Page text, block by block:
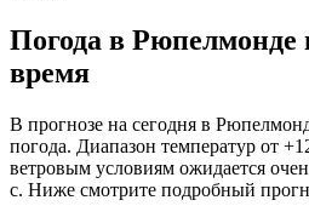
Погода в Рюпелмонде
время
В прогнозе на сегодня в
погода. Диапазон температур от
ветровым условиям ожидается
с. Ниже смотрите подробный